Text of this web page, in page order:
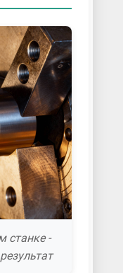
станке -